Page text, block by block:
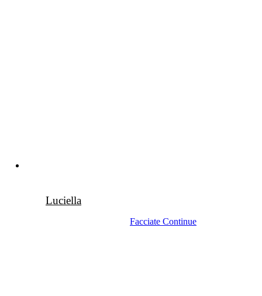
Luciella
Facciate Continue